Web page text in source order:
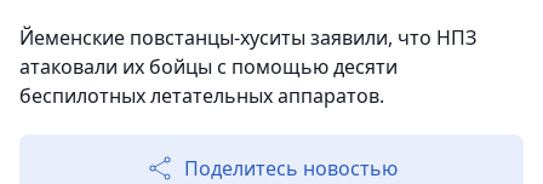
Йеменские повстанцы-хуситы заявили, что НПЗ
атаковали их бойцы с помощью десяти
беспилотных летательных аппаратов.
Поделитесь новостью